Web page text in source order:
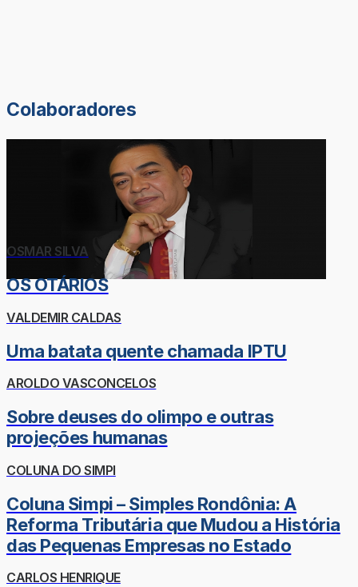
Colaboradores
OSMAR SILVA
OS OTÁRIOS
VALDEMIR CALDAS
Uma batata quente chamada IPTU
AROLDO VASCONCELOS
Sobre deuses do olimpo e outras
projeções humanas
COLUNA DO SIMPI
Coluna Simpi – Simples Rondônia: A
Reforma Tributária que Mudou a História
das Pequenas Empresas no Estado
CARLOS HENRIQUE